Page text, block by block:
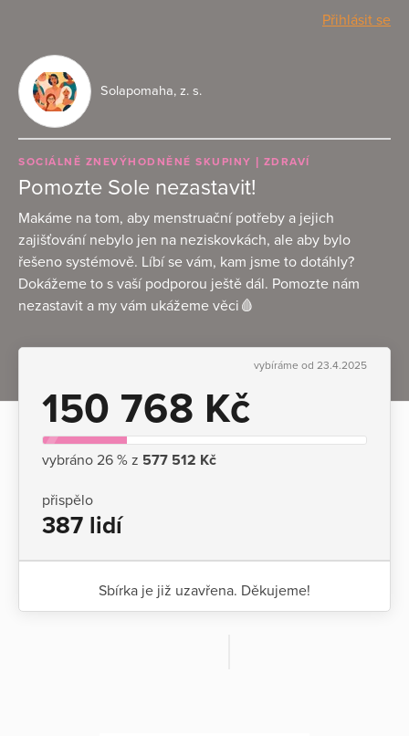
Přihlásit se
Solapomaha, z. s.
SOCIÁLNĚ ZNEVÝHODNĚNÉ SKUPINY ZDRAVÍ
Pomozte Sole nezastavit!
Makáme na tom, aby menstruační potřeby a jejich
zajišťování nebylo jen na neziskovkách, ale aby bylo
řešeno systémově. Líbí se vám, kam jsme to dotáhly?
Dokážeme to s vaší podporou ještě dál. Pomozte nám
nezastavit a my vám ukážeme věci🩸
vybíráme od 23.4.2025
150 768 Kč
vybráno 26 % z 577 512 Kč
přispělo
387 lidí
Sbírka je již uzavřena. Děkujeme!